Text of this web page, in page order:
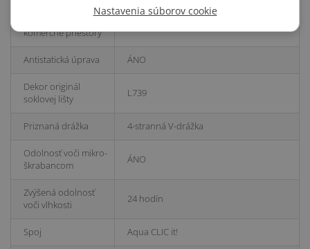
komerčné priestory
Antistatická úprava ÁNO
Dekor originál
soklovej lišty
L739
Priznaná drážka 4-stranná V-drážka
Odolnosť voči mikro-
škrabancom
ÁNO
Zvýšená odolnosť
voči vlhkosti
24 hodín
Spoj Aqua CLIC it!
Nastavenia súborov cookie